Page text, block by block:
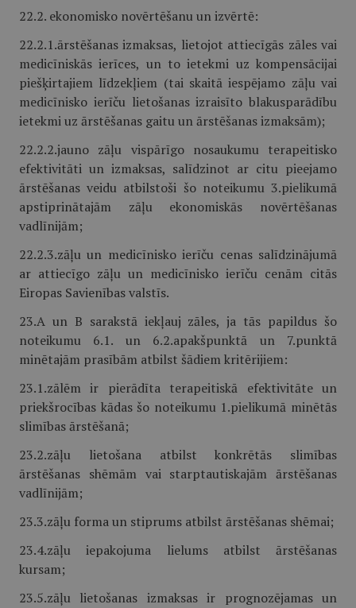
22.2. ekonomisko novērtēšanu un izvērtē:
22.2.1.ārstēšanas izmaksas, lietojot attiecīgās zāles vai
medicīniskās ierīces, un to ietekmi uz kompensācijai
piešķirtajiem līdzekļiem (tai skaitā iespējamo zāļu vai
medicīnisko ierīču lietošanas izraisīto blakusparādību
ietekmi uz ārstēšanas gaitu un ārstēšanas izmaksām);
22.2.2.jauno zāļu vispārīgo nosaukumu terapeitisko
efektivitāti un izmaksas, salīdzinot ar citu pieejamo
ārstēšanas veidu atbilstoši šo noteikumu 3.pielikumā
apstiprinātajām zāļu ekonomiskās novērtēšanas
vadlīnijām;
22.2.3.zāļu un medicīnisko ierīču cenas salīdzinājumā
ar attiecīgo zāļu un medicīnisko ierīču cenām citās
Eiropas Savienības valstīs.
23.A un B sarakstā iekļauj zāles, ja tās papildus šo
noteikumu 6.1. un 6.2.apakš­punktā un 7.punktā
minētajām prasībām atbilst šādiem kritērijiem:
23.1.zālēm ir pierādīta terapeitiskā efektivitāte un
priekšrocības kādas šo noteikumu 1.pielikumā minētās
slimības ārstēšanā;
23.2.zāļu lietošana atbilst konkrētās slimības
ārstēšanas shēmām vai starptautiskajām ārstēšanas
vadlīnijām;
23.3.zāļu forma un stiprums atbilst ārstēšanas shēmai;
23.4.zāļu iepakojuma lielums atbilst ārstēšanas
kursam;
23.5.zāļu lietošanas izmaksas ir prognozējamas un